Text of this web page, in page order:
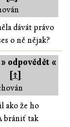
dávát právo
o ně nějak?
» odpovědět «
[↑]
ako že ho
brániť tak